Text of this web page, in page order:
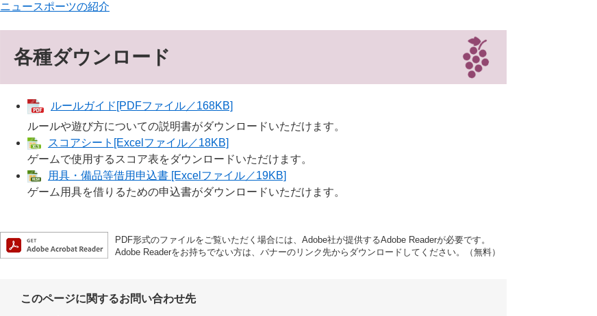
ニュースポーツの紹介
各種ダウンロード
ルールガイド[PDFファイル／168KB]
ルールや遊び方についての説明書がダウンロードいただけます。
スコアシート[Excelファイル／18KB]
ゲームで使用するスコア表をダウンロードいただけます。
用具・備品等借用申込書 [Excelファイル／19KB]
ゲーム用具を借りるための申込書がダウンロードいただけます。
PDF形式のファイルをご覧いただく場合には、Adobe社が提供するAdobe Readerが必要です。
Adobe Readerをお持ちでない方は、バナーのリンク先からダウンロードしてください。（無料）
このページに関するお問い合わせ先